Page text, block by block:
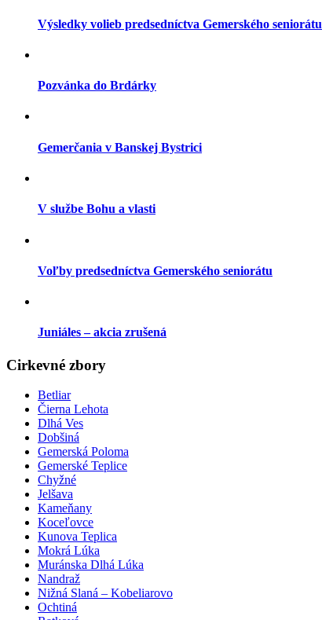
Výsledky volieb predsedníctva Gemerského seniorátu
Pozvánka do Brdárky
Gemerčania v Banskej Bystrici
V službe Bohu a vlasti
Voľby predsedníctva Gemerského seniorátu
Juniáles – akcia zrušená
Cirkevné zbory
Betliar
Čierna Lehota
Dlhá Ves
Dobšiná
Gemerská Poloma
Gemerské Teplice
Chyžné
Jelšava
Kameňany
Koceľovce
Kunova Teplica
Mokrá Lúka
Muránska Dlhá Lúka
Nandraž
Nižná Slaná – Kobeliarovo
Ochtiná